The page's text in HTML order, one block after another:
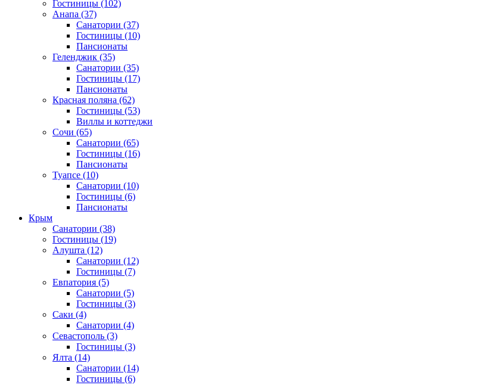
Гостиницы (102)
Анапа (37)
Санатории (37)
Гостиницы (10)
Пансионаты
Геленджик (35)
Санатории (35)
Гостиницы (17)
Пансионаты
Красная поляна (62)
Гостиницы (53)
Виллы и коттеджи
Сочи (65)
Санатории (65)
Гостиницы (16)
Пансионаты
Туапсе (10)
Санатории (10)
Гостиницы (6)
Пансионаты
Крым
Санатории (38)
Гостиницы (19)
Алушта (12)
Санатории (12)
Гостиницы (7)
Евпатория (5)
Санатории (5)
Гостиницы (3)
Саки (4)
Санатории (4)
Севастополь (3)
Гостиницы (3)
Ялта (14)
Санатории (14)
Гостиницы (6)